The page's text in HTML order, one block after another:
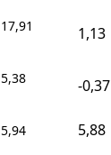
17,91 1,13
5,38 -0,37
5,94 5,88